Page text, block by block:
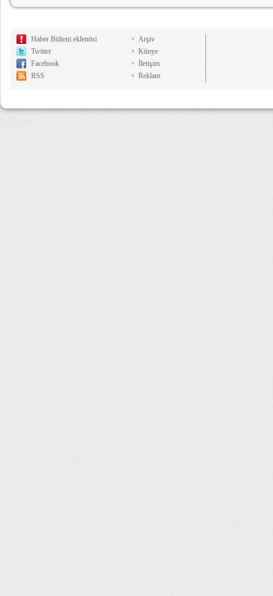
Haber Bülteni eklentisi
Twitter
Facebook
RSS
Arşiv
Künye
İletişim
Reklam